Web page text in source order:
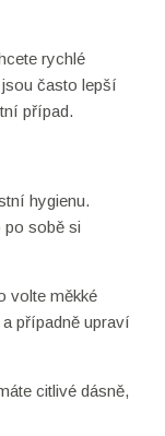
rychlé
často lepší
případ.
hygienu.
po sobě si
volte měkké
případně upraví
citlivé dásně,